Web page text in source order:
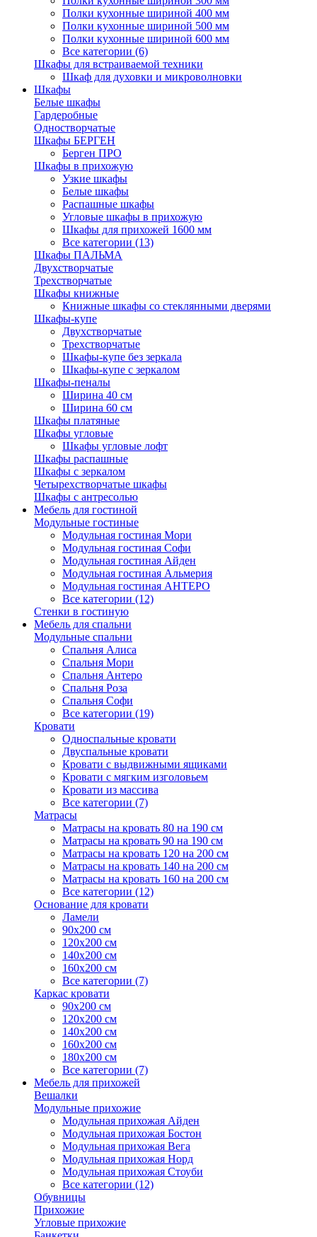
Полки кухонные шириной 400 мм
Полки кухонные шириной 500 мм
Полки кухонные шириной 600 мм
Все категории (6)
Шкафы для встраиваемой техники
Шкаф для духовки и микроволновки
Шкафы
Белые шкафы
Гардеробные
Одностворчатые
Шкафы БЕРГЕН
Берген ПРО
Шкафы в прихожую
Узкие шкафы
Белые шкафы
Распашные шкафы
Угловые шкафы в прихожую
Шкафы для прихожей 1600 мм
Все категории (13)
Шкафы ПАЛЬМА
Двухстворчатые
Трехстворчатые
Шкафы книжные
Книжные шкафы со стеклянными дверями
Шкафы-купе
Двухстворчатые
Трехстворчатые
Шкафы-купе без зеркала
Шкафы-купе с зеркалом
Шкафы-пеналы
Ширина 40 см
Ширина 60 см
Шкафы платяные
Шкафы угловые
Шкафы угловые лофт
Шкафы распашные
Шкафы с зеркалом
Четырехстворчатые шкафы
Шкафы с антресолью
Мебель для гостиной
Модульные гостиные
Модульная гостиная Мори
Модульная гостиная Софи
Модульная гостиная Айден
Модульная гостиная Альмерия
Модульная гостиная АНТЕРО
Все категории (12)
Стенки в гостиную
Мебель для спальни
Модульные спальни
Спальня Алиса
Спальня Мори
Спальня Антеро
Спальня Роза
Спальня Софи
Все категории (19)
Кровати
Односпальные кровати
Двуспальные кровати
Кровати с выдвижными ящиками
Кровати с мягким изголовьем
Кровати из массива
Все категории (7)
Матрасы
Матрасы на кровать 80 на 190 см
Матрасы на кровать 90 на 190 см
Матрасы на кровать 120 на 200 см
Матрасы на кровать 140 на 200 см
Матрасы на кровать 160 на 200 см
Все категории (12)
Основание для кровати
Ламели
90х200 см
120х200 см
140х200 см
160х200 см
Все категории (7)
Каркас кровати
90х200 см
120х200 см
140х200 см
160х200 см
180х200 см
Все категории (7)
Мебель для прихожей
Вешалки
Модульные прихожие
Модульная прихожая Айден
Модульная прихожая Бостон
Модульная прихожая Вега
Модульная прихожая Норд
Модульная прихожая Стоуби
Все категории (12)
Обувницы
Прихожие
Угловые прихожие